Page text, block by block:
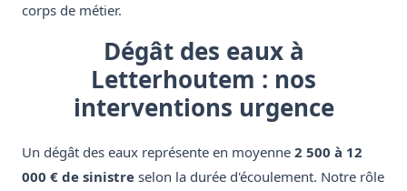
corps de métier.
Dégât des eaux à
Letterhoutem : nos
interventions urgence
Un dégât des eaux représente en moyenne 2 500 à 12
000 € de sinistre selon la durée d'écoulement. Notre rôle